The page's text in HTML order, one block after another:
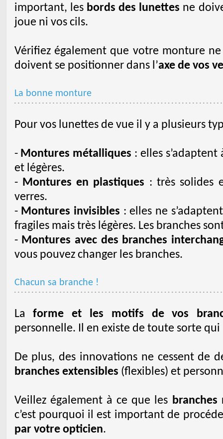
important, les bords des lunettes ne
joue ni vos cils.
Vérifiez également que votre monture
doivent se positionner dans l’axe de vos
La bonne monture
Pour vos lunettes de vue il y a plusieurs
- Montures métalliques : elles
et légères.
- Montures en plastiques : très solides
verres.
- Montures invisibles : elles ne
fragiles mais très légères. Les branches
- Montures avec des branches
vous pouvez changer les branches.
Chacun sa branche !
Laforme et les motifs de vos
personnelle. Il en existe de toute sorte
De plus, des innovations ne cessent de
branches extensibles (flexibles) et
Veillez également à ce que les branches
c’est pourquoi il est important de
par votre opticien.